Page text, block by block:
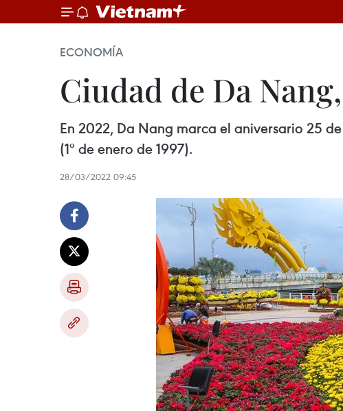
ECONOMÍA
Ciudad de Da
En 2022, Da Nang marca el aniversario 25
(1º de enero de 1997).
28/03/2022 09:45